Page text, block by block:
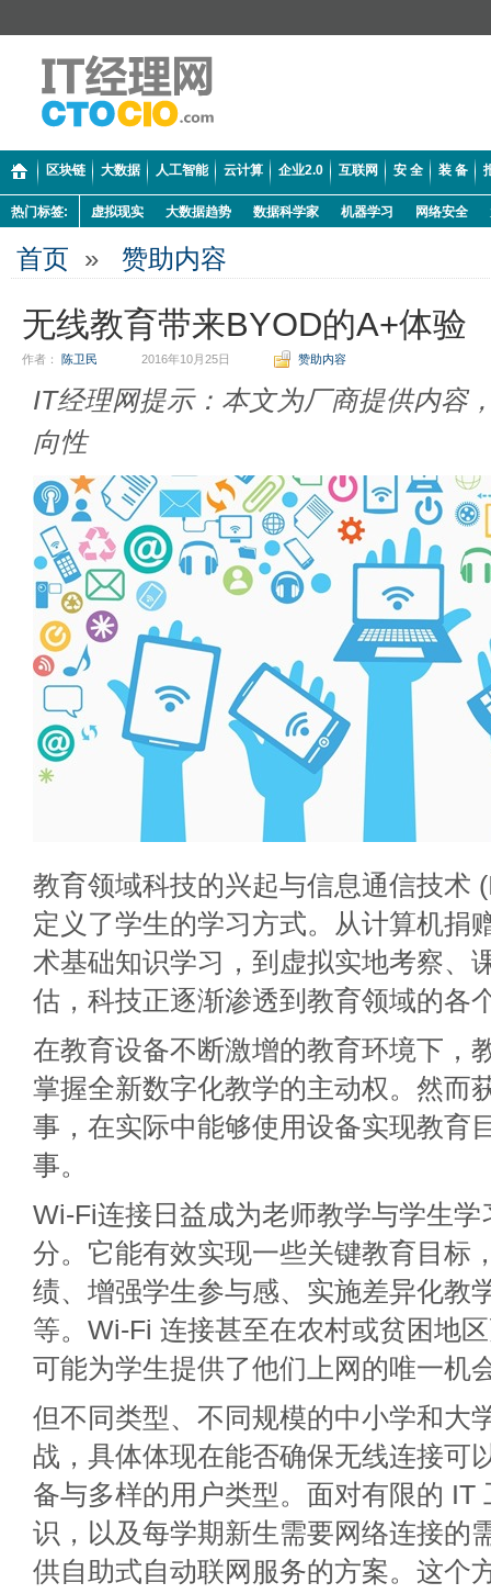
区块链 大数据 人工智能 云计算 企业2.0 互联网 安 全 装 备
热门标签: 虚拟现实 大数据趋势 数据科学家 机器学习 网络安全
首页 » 赞助内容
无线教育带来BYOD的A+体验
作者： 陈卫民 2016年10月25日 赞助内容
IT经理网提示：本文为厂商提供内容
向性
教育领域科技的兴起与信息通信技术
定义了学生的学习方式。从计算机捐
术基础知识学习，到虚拟实地考察、
估，科技正逐渐渗透到教育领域的各
在教育设备不断激增的教育环境下，
掌握全新数字化教学的主动权。然而
事，在实际中能够使用设备实现教育
事。
Wi-Fi连接日益成为老师教学与学生学
分。它能有效实现一些关键教育目标
绩、增强学生参与感、实施差异化教
等。Wi-Fi 连接甚至在农村或贫困地
可能为学生提供了他们上网的唯一机
但不同类型、不同规模的中小学和大
战，具体体现在能否确保无线连接可
备与多样的用户类型。面对有限的 IT
识，以及每学期新生需要网络连接的
供自助式自动联网服务的方案。这个